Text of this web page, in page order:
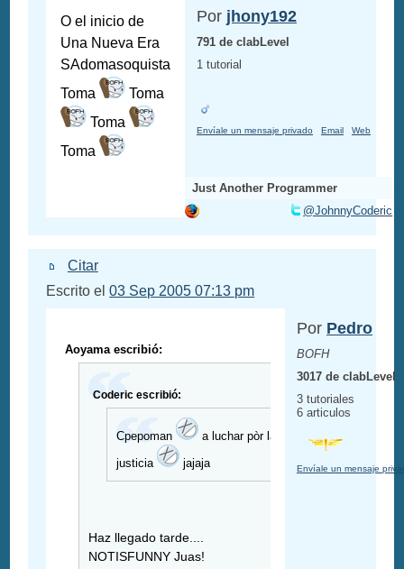
O el inicio de
Una Nueva Era
SAdomasoquista
Toma
Toma
Toma
Toma
Por jhony192
791 de clabLevel
1 tutorial
Envíale un mensaje privado Email Web
Just Another Programmer
@JohnnyCoderic
Citar
Escrito el03 Sep 2005 07:13 pm
Aoyama escribió:
Coderic escribió:
Cpepoman
a luchar pòr la
justicia
jajaja
Haz llegado tarde....
NOTISFUNNY Juas!
Por Pedro
BOFH
3017 de clabLevel
3 tutoriales
6 articulos
Envíale un mensaje